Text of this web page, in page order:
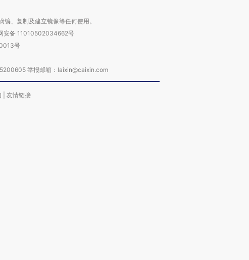
、复制及建立镜像等任何使用。
安备 11010502034662号
号
举报邮箱：laixin@caixin.com
友情链接